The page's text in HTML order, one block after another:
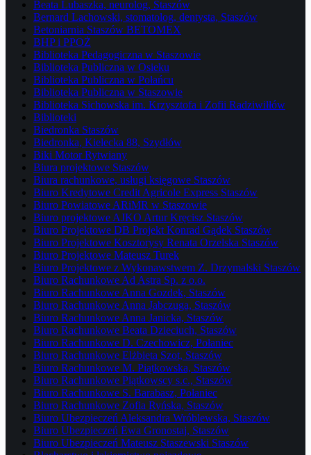
Beata Lubaszka, neurolog, Staszów
Bernard Lachowski, stomatolog, dentysta, Staszów
Betoniarnia Staszów BETOMEX
BHP i PPOŻ
Biblioteka Pedagogiczna w Staszowie
Biblioteka Publiczna w Osieku
Biblioteka Publiczna w Połańcu
Biblioteka Publiczna w Staszowie
Biblioteka Sichowska im. Krzysztofa i Zofii Radziwiłłów
Biblioteki
Biedronka Staszów
Biedronka, Kielecka 88, Szydłów
Biki Motor Rytwiany
Biura projektowe Staszów
Biura rachunkowe, usługi księgowe Staszów
Biuro Kredytowe Credit Agricole Express Staszów
Biuro Powiatowe ARiMR w Staszowie
Biuro projektowe AJKO Artur Kręcisz Staszów
Biuro Projektowe DB Projekt Konrad Gądek Staszów
Biuro Projektowe Kosztorysy Renata Orzelska Staszów
Biuro Projektowe Mateusz Turek
Biuro Projektowe z Wykonawstwem Z. Drzymalski Staszów
Biuro Rachunkowe Ad Astra Sp. z o.o.
Biuro Rachunkowe Anna Gozdek, Staszów
Biuro Rachunkowe Anna Jabczuga, Staszów
Biuro Rachunkowe Anna Janicka, Staszów
Biuro Rachunkowe Beata Dzieciuch, Staszów
Biuro Rachunkowe D. Czechowicz, Połaniec
Biuro Rachunkowe Elżbieta Szot, Staszów
Biuro Rachunkowe M. Piątkowska, Staszów
Biuro Rachunkowe Piątkowscy s.c., Staszów
Biuro Rachunkowe S. Barabasz, Połaniec
Biuro Rachunkowe Zofia Ryńska, Staszów
Biuro Ubezpieczeń Aleksandra Wróblewska, Staszów
Biuro Ubezpieczeń Ewa Gronostaj, Staszów
Biuro Ubezpieczeń Mateusz Staszewski Staszów